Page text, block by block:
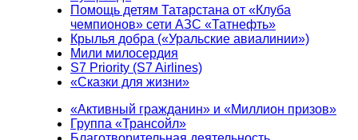
Помощь детям Татарстана от «Клуба
чемпионов» сети АЗС «Татнефть»
Крылья добра («Уральские авиалинии»)
Мили милосердия
S7 Priority (S7 Airlines)
«Сказки для жизни»
«Активный гражданин» и «Миллион призов»
Группа «Трансойл»